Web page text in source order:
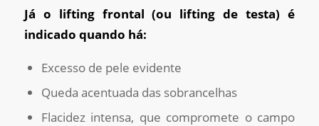
Já o lifting frontal (ou lifting de testa) é
indicado quando há:
Excesso de pele evidente
Queda acentuada das sobrancelhas
Flacidez intensa, que compromete o campo